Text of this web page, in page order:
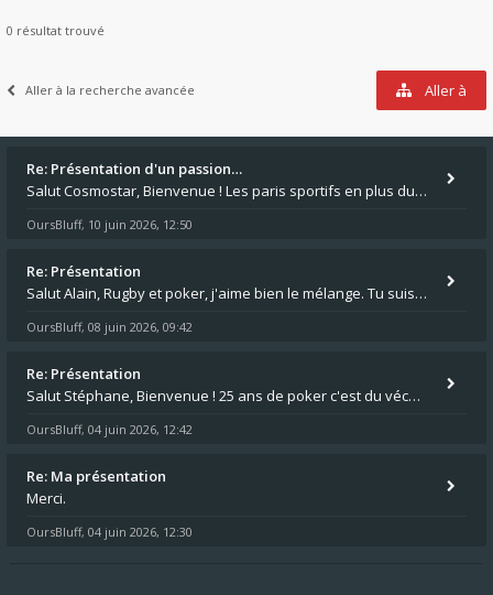
0 résultat trouvé
Aller à la recherche avancée Aller à
Re: Présentation d'un passion…
Salut Cosmostar, Bienvenue ! Les paris sportifs en plus du poker, c'est ce que je fais aussi. Surtout la NBA, je mise su
OursBluff, 10 juin 2026, 12:50
Re: Présentation
Salut Alain, Rugby et poker, j'aime bien le mélange. Tu suis le rugby du coin ? Moi j'essaie d'aller voir des matchs de
OursBluff, 08 juin 2026, 09:42
Re: Présentation
Salut Stéphane, Bienvenue ! 25 ans de poker c'est du vécu quand même. Moi je suis relativementnouveau (2018) mais j'ai a
OursBluff, 04 juin 2026, 12:42
Re: Ma présentation
Merci.
OursBluff, 04 juin 2026, 12:30